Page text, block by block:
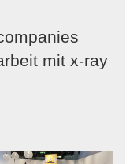
mit x-ray